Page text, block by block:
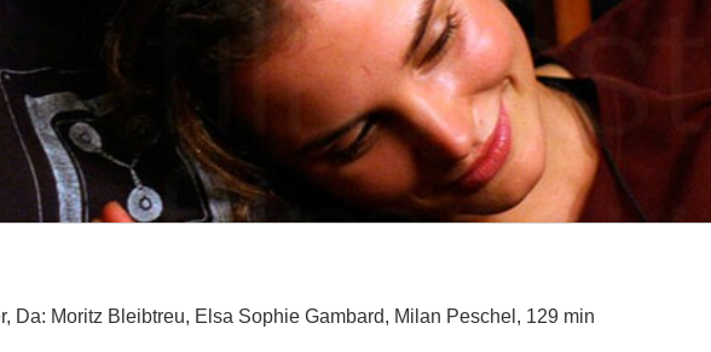
Da: Moritz Bleibtreu, Elsa Sophie Gambard, Milan Peschel, 129 min